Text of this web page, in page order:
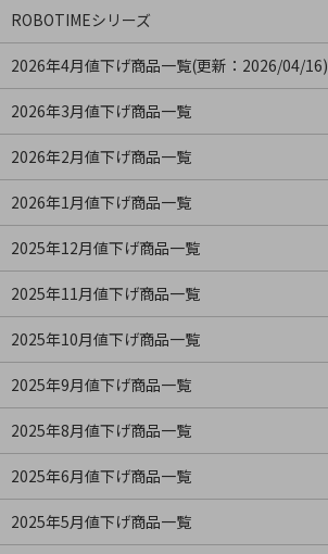
ROBOTIMEシリーズ
2026年4月値下げ商品一覧(更新：2026/04/16)
2026年3月値下げ商品一覧
2026年2月値下げ商品一覧
2026年1月値下げ商品一覧
2025年12月値下げ商品一覧
2025年11月値下げ商品一覧
2025年10月値下げ商品一覧
2025年9月値下げ商品一覧
2025年8月値下げ商品一覧
2025年6月値下げ商品一覧
2025年5月値下げ商品一覧